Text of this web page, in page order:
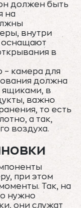
должен быть
на
внутри
оснащают
в
– камера для
должна
ящиками, в
важно
то есть
а так,
воздуха.
при этом
Так, на
нужно
они служат